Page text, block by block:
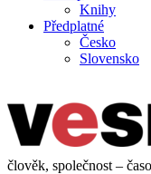
Knihy
Předplatné
Česko
Slovensko
člověk, společnost –